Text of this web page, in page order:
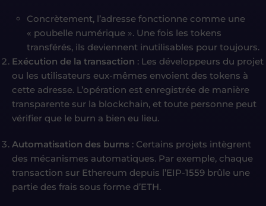
Concrètement, l’adresse fonctionne comme une
« poubelle numérique ». Une fois les tokens
transférés, ils deviennent inutilisables pour toujours.
Exécution de la transaction : Les développeurs du projet
ou les utilisateurs eux-mêmes envoient des tokens à
cette adresse. L’opération est enregistrée de manière
transparente sur la blockchain, et toute personne peut
vérifier que le burn a bien eu lieu.
Automatisation des burns : Certains projets intègrent
des mécanismes automatiques. Par exemple, chaque
transaction sur Ethereum depuis l’EIP-1559 brûle une
partie des frais sous forme d’ETH.